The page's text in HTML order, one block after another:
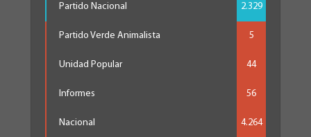
Partido Nacional 2.329
Partido Verde Animalista 5
Unidad Popular 44
Informes 56
Nacional 4.264